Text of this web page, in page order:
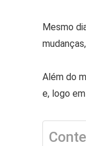
Mesmo
Além do
e, logo